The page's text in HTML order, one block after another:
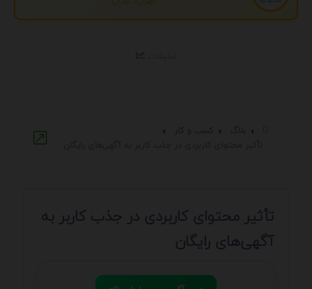
تأثیر محتوای کاربردی در جذب کاربر به
آگهی‌های رایگان